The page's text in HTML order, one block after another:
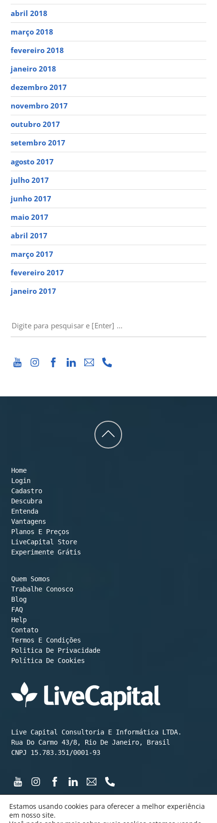
abril 2018
março 2018
fevereiro 2018
janeiro 2018
dezembro 2017
novembro 2017
outubro 2017
setembro 2017
agosto 2017
julho 2017
junho 2017
maio 2017
abril 2017
março 2017
fevereiro 2017
janeiro 2017
PESQUISAR
Back
Home
Login
Cadastro
Descubra
Entenda
Vantagens
Planos E Preços
LiveCapital Store
Experimente Grátis
Quem Somos
Trabalhe Conosco
Blog
FAQ
Help
Contato
Termos E Condições
Política De Cookies
Live Capital Consultoria E Informática LTDA.
Rua Do Carmo 43/8, Rio De Janeiro, Brasil
CNPJ 15.783.351/0001-93
Estamos usando cookies para oferecer a melhor experiência
em nosso site.